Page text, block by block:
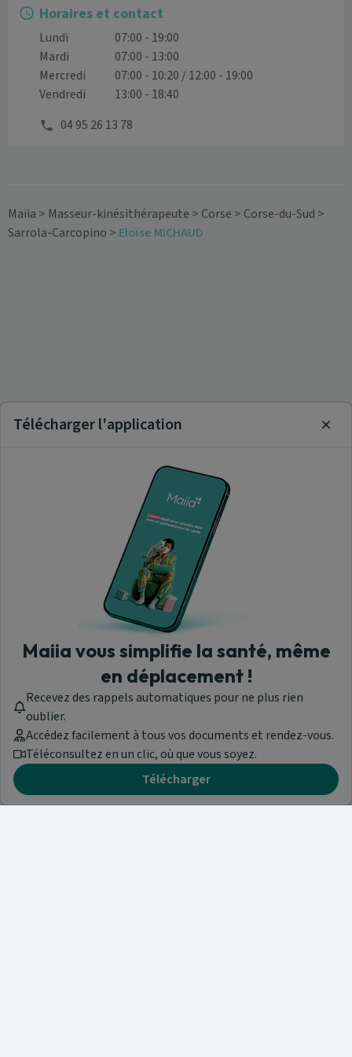
Horaires et contact
Lundi
07:00 - 19:00
Mardi
07:00 - 13:00
Mercredi
07:00 - 10:20 / 12:00 - 19:00
Vendredi
13:00 - 18:40
04 95 26 13 78
Maiia > Masseur-kinésithérapeute > Corse > Corse-du-Sud >
Sarrola-Carcopino > Eloïse MICHAUD
Télécharger l'application
Maiia vous simplifie la santé, même
en déplacement !
Recevez des rappels automatiques pour ne plus rien
oublier.
Accédez facilement à tous vos documents et rendez-vous.
Téléconsultez en un clic, où que vous soyez.
Télécharger